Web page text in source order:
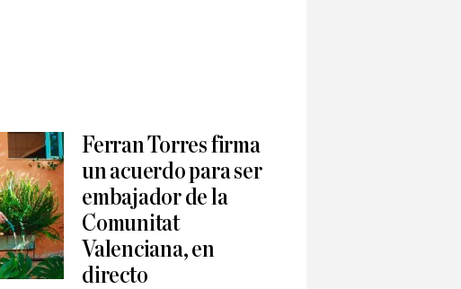
Ferran Torres firma
un acuerdo para ser
embajador de la
Comunitat
Valenciana, en
directo